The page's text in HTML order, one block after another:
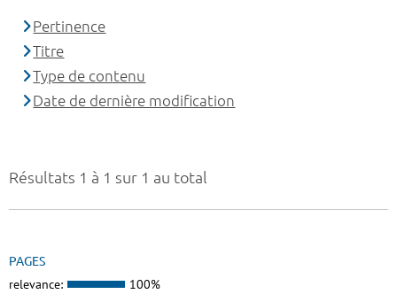
Résultats 1 à 1 sur 1 au total
PAGES
relevance: 100%
Pertinence
Titre
Type de contenu
Date de dernière modification